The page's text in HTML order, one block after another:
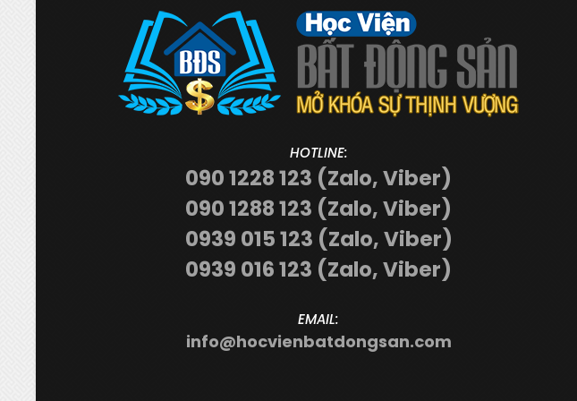
HOTLINE:
090 1228 123 (Zalo, Viber)
090 1288 123 (Zalo, Viber)
0939 015 123 (Zalo, Viber)
0939 016 123 (Zalo, Viber)
EMAIL:
info@hocvienbatdongsan.com